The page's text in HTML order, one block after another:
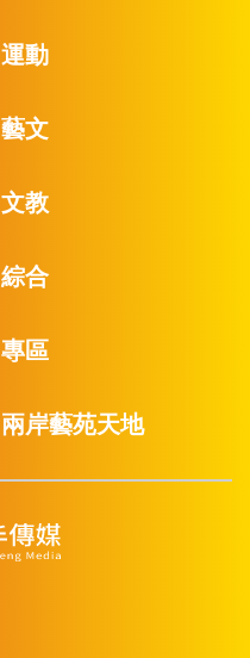
運動
藝文
文教
綜合
專區
兩岸藝苑天地